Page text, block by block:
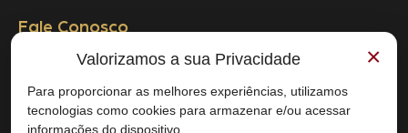
Fale Conosco
+55 (45) 3545-7000
+55 (45) 3545-7000
×
Valorizamos a sua Privacidade
Para proporcionar as melhores experiências, utilizamos
tecnologias como cookies para armazenar e/ou acessar
informações do dispositivo.